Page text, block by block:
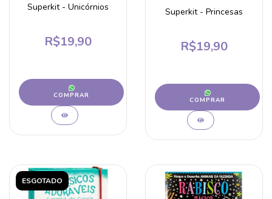
Superkit - Unicórnios
R$19,90
COMPRAR
Superkit - Princesas
R$19,90
COMPRAR
ESGOTADO